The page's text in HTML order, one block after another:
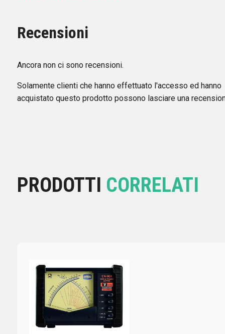
Recensioni
Ancora non ci sono recensioni.
Solamente clienti che hanno effettuato l'accesso ed hanno
acquistato questo prodotto possono lasciare una
PRODOTTI CORRELATI